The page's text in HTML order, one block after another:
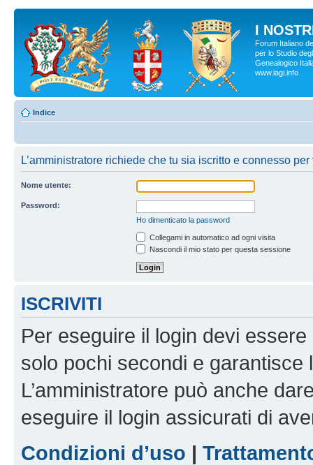
I
Forum Italiano
per lo Studio
Genealogico
www.iagi.info
Indice
L’amministratore richiede che tu sia iscritto e connesso
Nome utente:
Password:
Ho dimenticato la password
Collegami in automatico ad ogni visita
Nascondi il mio stato per questa sessione
ISCRIVITI
Per eseguire il login devi
solo pochi secondi e garantisce
L’amministratore può anche
eseguire il login assicurati di
Condizioni d’uso |